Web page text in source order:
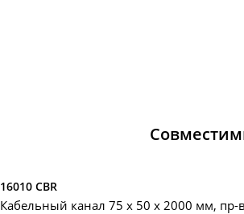
16010 CBR
Кабельный канал 75 х 50 x 2000 мм, пр-